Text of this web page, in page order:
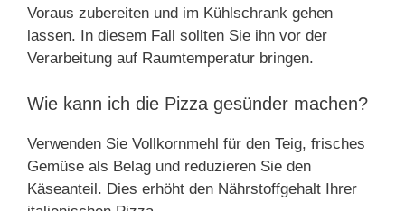
Voraus zubereiten und im Kühlschrank gehen
lassen. In diesem Fall sollten Sie ihn vor der
Verarbeitung auf Raumtemperatur bringen.
Wie kann ich die Pizza gesünder machen?
Verwenden Sie Vollkornmehl für den Teig, frisches
Gemüse als Belag und reduzieren Sie den
Käseanteil. Dies erhöht den Nährstoffgehalt Ihrer